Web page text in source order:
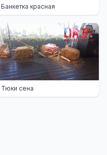
Банкетка красная
Тюки сена